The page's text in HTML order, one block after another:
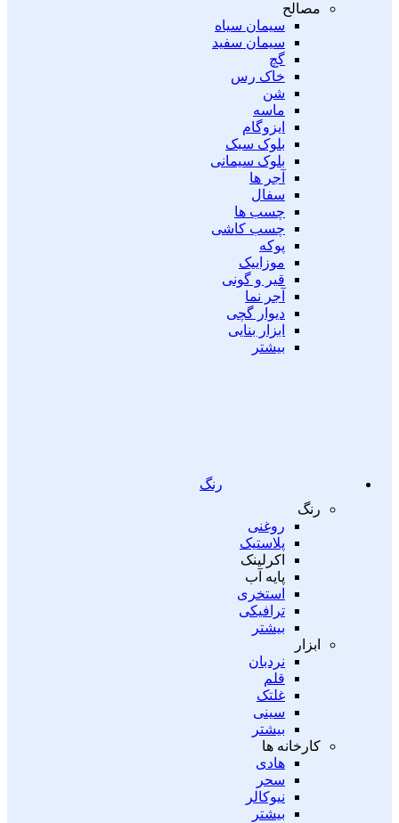
مصالح
سیمان سیاه
سیمان سفید
گچ
خاک رس
شن
ماسه
ایزوگام
بلوک سبک
بلوک سیمانی
آجر ها
سفال
چسب ها
چسب کاشی
پوکه
موزاییک
قیر و گونی
آجر نما
دیوار گچی
ابزار بنایی
بیشتر
رنگ
رنگ
روغنی
پلاستیک
اکرلینک
پایه آب
استخری
ترافیکی
بیشتر
ابزار
نردبان
قلم
غلتک
سینی
بیشتر
کارخانه ها
هادی
سحر
نیوکالر
بیشتر